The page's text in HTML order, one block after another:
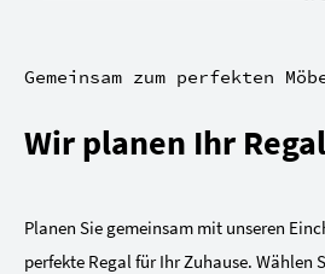
Gemeinsam zum perfekten
Wir planen Ihr Regal
Planen Sie gemeinsam mit unseren
perfekte Regal für Ihr Zuhause. Wählen